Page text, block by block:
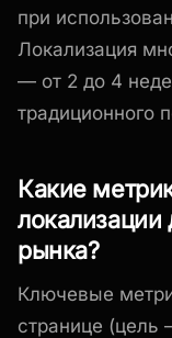
при
Локализация
— от 2 до 4
традиционного
Какие
рынка?
Ключевые
странице (цель